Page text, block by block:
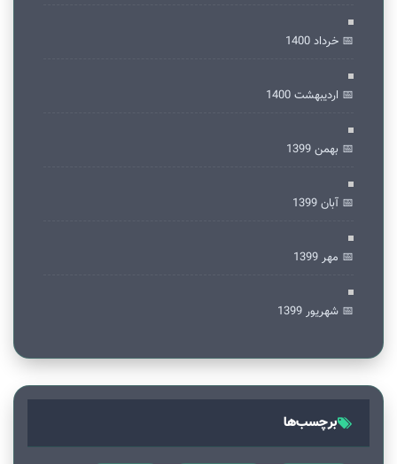
📅 خرداد 1400
📅 ارديبهشت 1400
📅 بهمن 1399
📅 آبان 1399
📅 مهر 1399
📅 شهریور 1399
برچسب‌ها